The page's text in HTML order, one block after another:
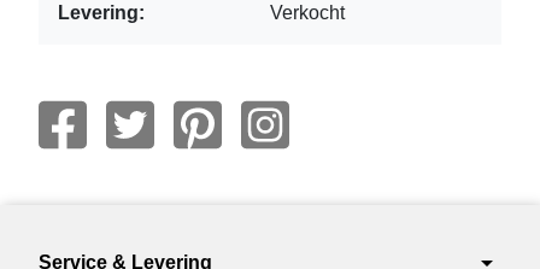
Levering: Verkocht
Service & Levering